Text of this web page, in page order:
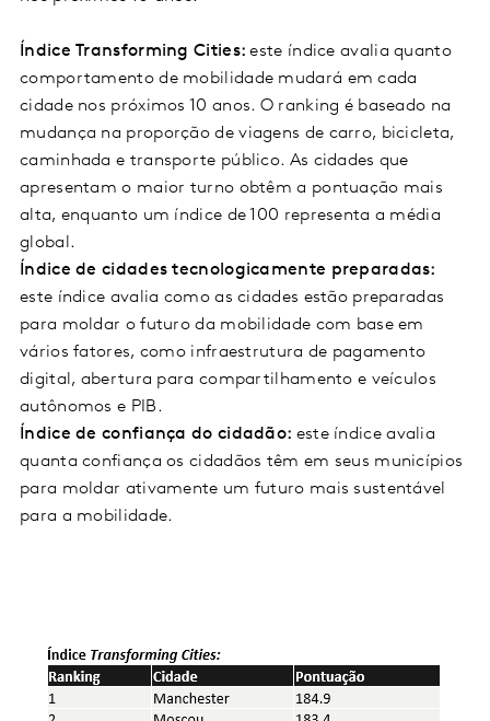
Índice Transforming Cities:este índice avalia quanto
comportamento de mobilidade mudará em cada
cidade nos próximos 10 anos. O ranking é baseado na
mudança na proporção de viagens de carro, bicicleta,
caminhada e transporte público. As cidades que
apresentam o maior turno obtêm a pontuação mais
alta, enquanto um índice de 100 representa a média
global.
Índice de cidades tecnologicamente preparadas:
este índice avalia como as cidades estão preparadas
para moldar o futuro da mobilidade com base em
vários fatores, como infraestrutura de pagamento
digital, abertura para compartilhamento e veículos
autônomos e PIB.
Índice de confiança do cidadão: este índice avalia
quanta confiança os cidadãos têm em seus municípios
para moldar ativamente um futuro mais sustentável
para a mobilidade.